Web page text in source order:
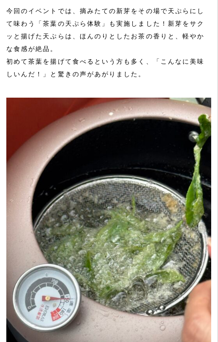
今回のイベントでは、摘みたての新芽をその場で天ぷらにし
て味わう「茶葉の天ぷら体験」も実施しました！新芽をサク
ッと揚げた天ぷらは、ほんのりとしたお茶の香りと、軽やか
な食感が絶品。
初めて茶葉を揚げて食べるという方も多く、「こんなに美味
しいんだ！」と驚きの声があがりました。